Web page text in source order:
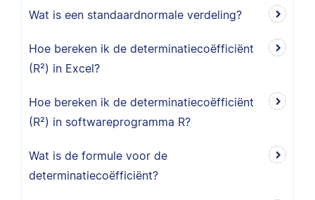
Wat is een standaardnormale verdeling?
Hoe bereken ik de determinatiecoëfficiënt
(R²) in Excel?
Hoe bereken ik de determinatiecoëfficiënt
(R²) in softwareprogramma R?
Wat is de formule voor de
determinatiecoëfficiënt?